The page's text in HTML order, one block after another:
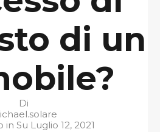
di un
Di
in Su Luglio 12, 2021